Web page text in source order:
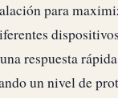
para
respuesta
un nivel de